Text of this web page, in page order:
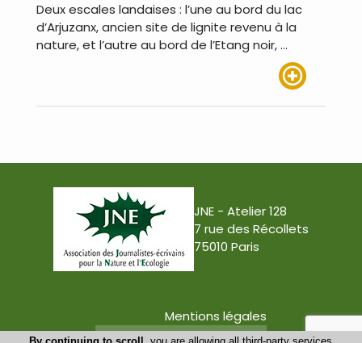
Deux escales landaises : l’une au bord du lac
d’Arjuzanx, ancien site de lignite revenu à la
nature, et l’autre au bord de l’Etang noir, …
JNE - Atelier 128
7 rue des Récollets
75010 Paris
Mentions légales
Conception : Tabula Rasa